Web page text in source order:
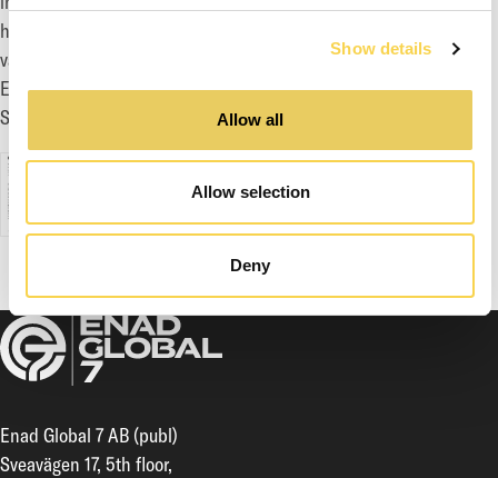
Show details
Allow all
Allow selection
Deny
huvudkontor i Stockholm med cirka 630 anställda i 16 kontor
världen över.
Enad Global 7 är noterat på Nasdaq Stockholm merd Ticker
Symbol: EG7
Valberedning i EG7 utsedd inför årsstämman 2025
Enad Global 7 AB (publ)
Sveavägen 17, 5th floor,